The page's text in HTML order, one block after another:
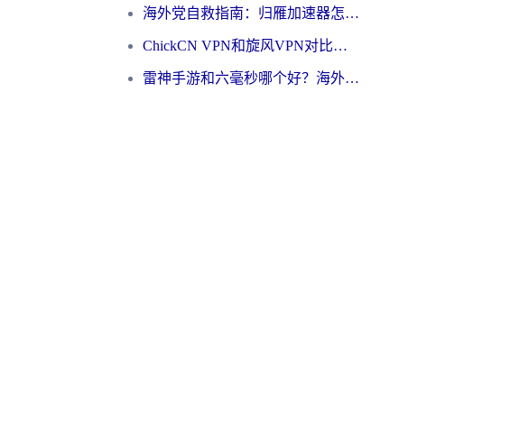
海外党自救指南：归雁加速器怎么样？教你避开坑实现国内资源无缝访问
ChickCN VPN和旋风VPN对比哪个回国效果更好？海外用户的选择困境与出路
雷神手游和六毫秒哪个好？海外党如何真正解锁国内资源